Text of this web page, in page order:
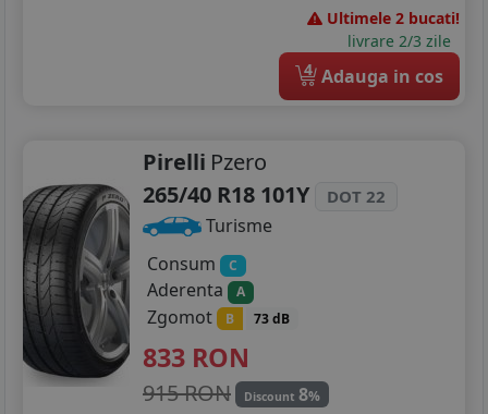
Ultimele 2 bucati!
livrare 2/3 zile
4 Adauga in cos
Pirelli Pzero
265/40 R18 101Y
DOT 22
Turisme
Consum
C
Aderenta A
Zgomot B 73 dB
833 RON
915 RON Discount 8%